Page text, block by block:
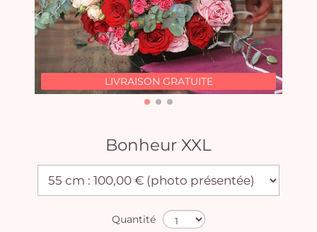
LIVRAISON GRATUITE
Bonheur XXL
Quantité